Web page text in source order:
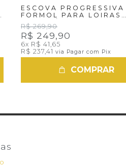
ESCOVA PROGRESSIVA
FORMOL PARA LOIRAS
PASSO ÚNICO SELECT
BLOND 1 LT
R$ 269,90
R$ 249,90
6x R$ 41,65
R$ 237,41 via Pagar com Pix
COMPRAR